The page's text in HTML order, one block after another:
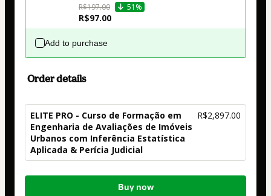
R$197.00
51%
R$97.00
Add to purchase
Order details
ELITE PRO - Curso de Formação em
Engenharia de Avaliações de Imóveis
Urbanos com Inferência Estatística
Aplicada & Perícia Judicial
R$2,897.00
Total
Buy now